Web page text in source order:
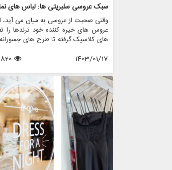
وقتی صحبت از عروسی به میان می آید،
عروس های خیره کننده خود ترندها را
های کلاسیک گرفته تا طرح های
1403/01/17
820